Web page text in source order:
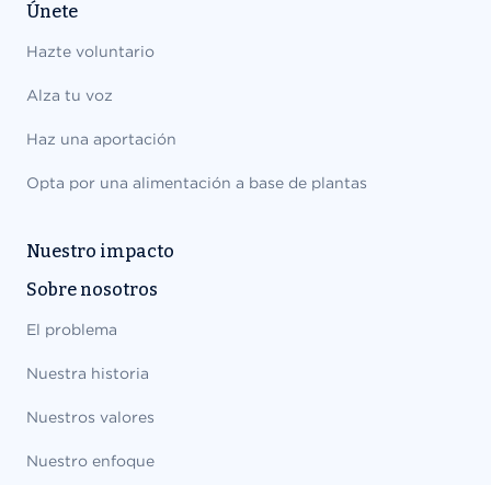
Únete
Hazte voluntario
Alza tu voz
Haz una aportación
Opta por una alimentación a base de plantas
Nuestro impacto
Sobre nosotros
El problema
Nuestra historia
Nuestros valores
Nuestro enfoque